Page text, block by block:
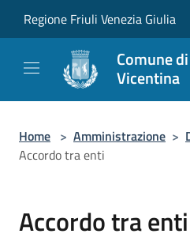
Regione Friuli Venezia Giulia
Comune
Vicentina
Home > Amministrazione >
Accordo tra enti
Accordo tra enti